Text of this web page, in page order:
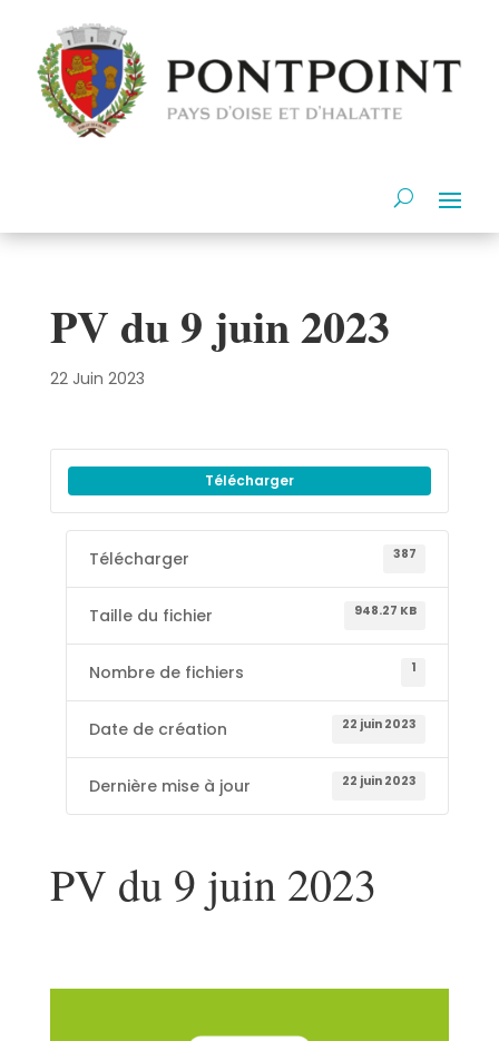
PV du 9 juin 2023
22 Juin 2023
Télécharger
Télécharger 387
Taille du fichier 948.27 KB
Nombre de fichiers 1
Date de création 22 juin 2023
Dernière mise à jour 22 juin 2023
PV du 9 juin 2023